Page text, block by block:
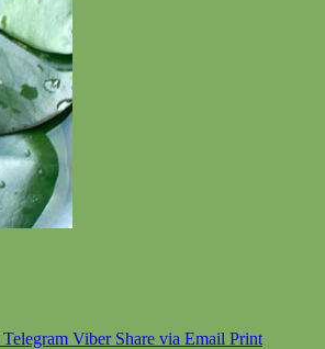
Telegram Viber Share via Email Print